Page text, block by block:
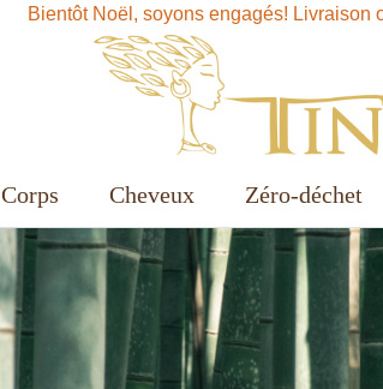
Bientôt Noël, soyons engagés! Livraison
Corps Cheveux Zéro-déchet